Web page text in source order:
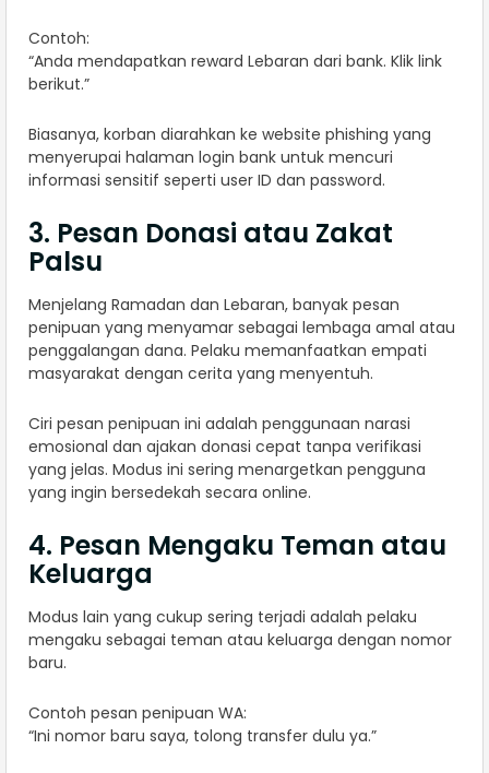
Contoh:
“Anda mendapatkan reward Lebaran dari bank. Klik link
berikut.”
Biasanya, korban diarahkan ke website phishing yang
menyerupai halaman login bank untuk mencuri
informasi sensitif seperti user ID dan password.
3. Pesan Donasi atau Zakat
Palsu
Menjelang Ramadan dan Lebaran, banyak pesan
penipuan yang menyamar sebagai lembaga amal atau
penggalangan dana. Pelaku memanfaatkan empati
masyarakat dengan cerita yang menyentuh.
Ciri pesan penipuan ini adalah penggunaan narasi
emosional dan ajakan donasi cepat tanpa verifikasi
yang jelas. Modus ini sering menargetkan pengguna
yang ingin bersedekah secara online.
4. Pesan Mengaku Teman atau
Keluarga
Modus lain yang cukup sering terjadi adalah pelaku
mengaku sebagai teman atau keluarga dengan nomor
baru.
Contoh pesan penipuan WA:
“Ini nomor baru saya, tolong transfer dulu ya.”